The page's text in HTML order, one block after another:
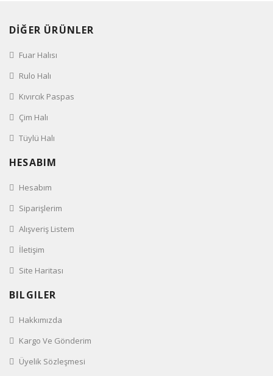
DİĞER ÜRÜNLER
Fuar Halısı
Rulo Halı
Kıvırcık Paspas
Çim Halı
Tüylü Halı
HESABIM
Hesabım
Siparişlerim
Alışveriş Listem
İletişim
Site Haritası
BILGILER
Hakkımızda
Kargo Ve Gönderim
Üyelik Sözleşmesi